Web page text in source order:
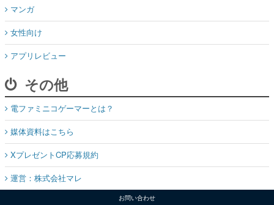
マンガ
女性向け
アプリレビュー
その他
電ファミニコゲーマーとは？
媒体資料はこちら
XプレゼントCP応募規約
運営：株式会社マレ
お問い合わせ